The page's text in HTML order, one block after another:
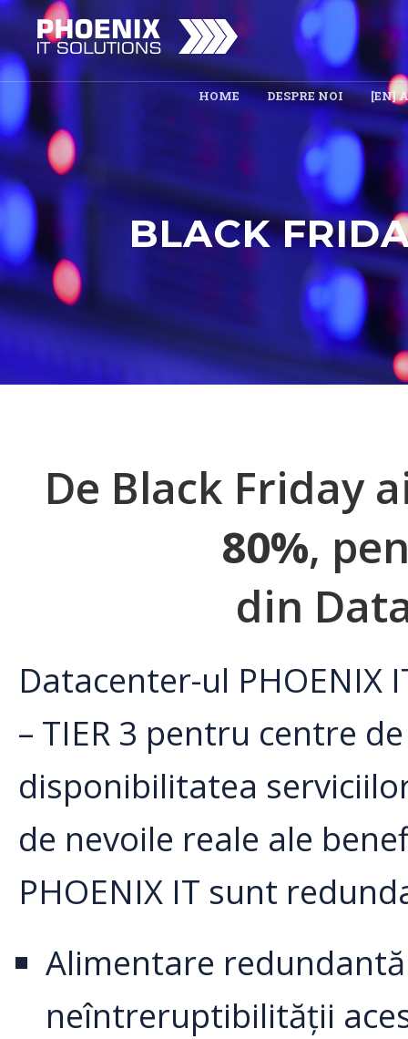
HOME DESPRE NOI [EN]
BLACK
De Black Friday
80%,
din
Datacenter-ul
– TIER 3 pentru centre
disponibilitatea
de nevoile reale ale
PHOENIX IT sunt
Alimentare
neîntreruptibilității